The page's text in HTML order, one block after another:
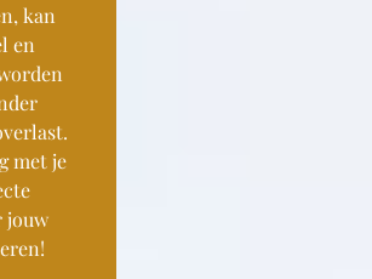
kan
en
met je
jouw